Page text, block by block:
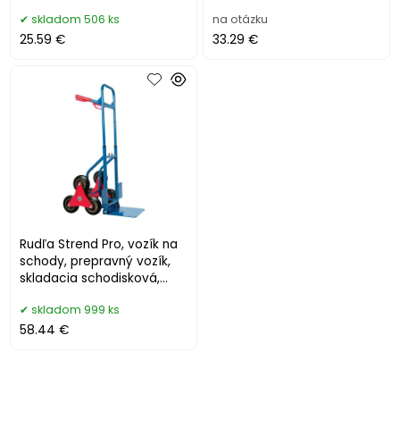
skladom 506 ks
25.59 €
na otázku
33.29 €
Rudľa Strend Pro, vozík na
schody, prepravný vozík,
skladacia schodisková,
skladom 999 ks
58.44 €